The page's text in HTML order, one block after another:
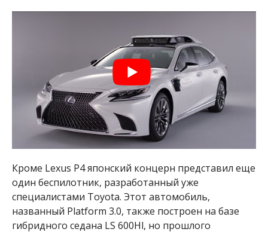
Кроме Lexus P4 японский концерн представил еще
один беспилотник, разработанный уже
специалистами Toyota. Этот автомобиль,
названный Platform 3.0, также построен на базе
гибридного седана LS 600Hl, но прошлого